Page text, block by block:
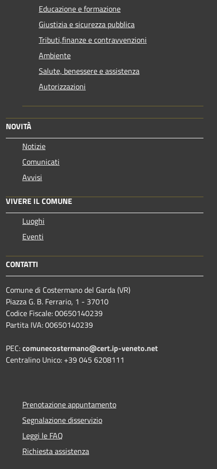
Educazione e formazione
Giustizia e sicurezza pubblica
Tributi,finanze e contravvenzioni
Ambiente
Salute, benessere e assistenza
Autorizzazioni
NOVITÀ
Notizie
Comunicati
Avvisi
VIVERE IL COMUNE
Luoghi
Eventi
CONTATTI
Comune di Costermano del Garda (VR)
Piazza G. B. Ferrario, 1 - 37010
Codice Fiscale: 00650140239
Partita IVA: 00650140239
PEC:comunecostermano@cert.ip-veneto.net
Centralino Unico: +39 045 6208111
Prenotazione appuntamento
Segnalazione disservizio
Leggi le FAQ
Richiesta assistenza